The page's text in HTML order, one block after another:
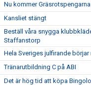
Nu kommer
Kansliet stängt
Beställ våra snygga
Staffanstorp
Hela Sveriges julfirande
Tränarutbildning C på ABI
Det är hög tid att köpa